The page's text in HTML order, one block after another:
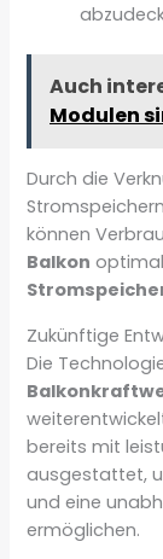
Auch
Modulen
Durch die
können
Balkon
Zukünftige
Die
bereits mit
ausgestattet,
und eine
ermöglichen.